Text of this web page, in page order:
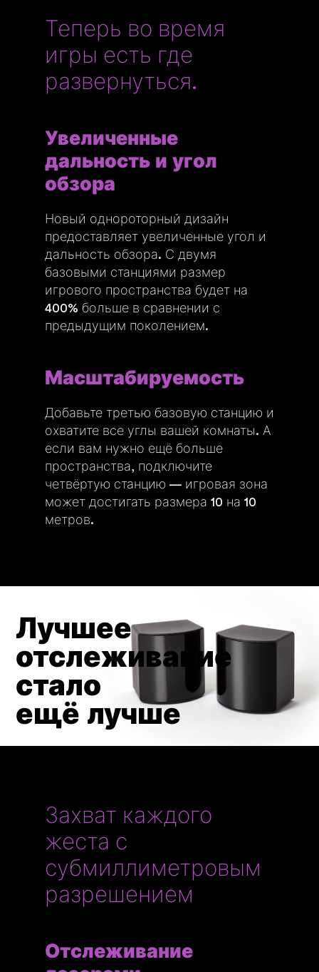
Теперь во время
игры есть где
развернуться.
Увеличенные
дальность и угол
обзора
Новый однороторный дизайн
предоставляет увеличенные угол и
дальность обзора. С двумя
базовыми станциями размер
игрового пространства будет на
400% больше в сравнении с
предыдущим поколением.
Масштабируемость
Добавьте третью базовую станцию и
охватите все углы вашей комнаты. А
если вам нужно ещё больше
пространства, подключите
четвёртую станцию — игровая зона
может достигать размера 10 на 10
метров.
Лучшее
отслеживание
стало
ещё лучше
Захват каждого
жеста с
субмиллиметровым
разрешением
Отслеживание